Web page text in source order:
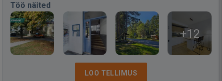
Töö näited
+12
LOO TELLIMUS